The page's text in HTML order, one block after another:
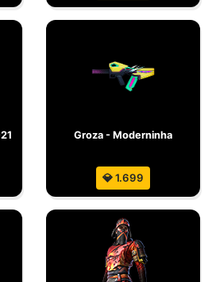
Groza - Moderninha
💎 1.699